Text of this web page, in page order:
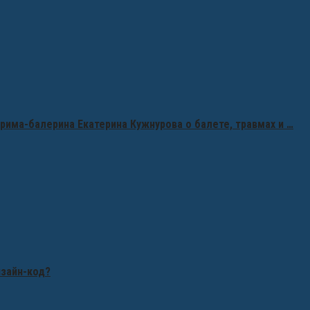
балерина Екатерина Кужнурова о балете, травмах и …
код?